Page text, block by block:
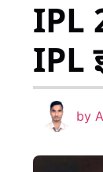
IPL
IPL
by